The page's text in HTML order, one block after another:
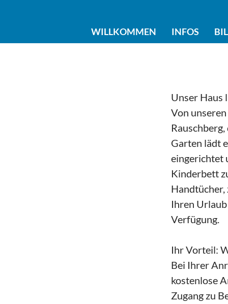
WILLKOMMEN INFOS
Unser Haus
Von
Garten lädt
eingerichtet
Kinderbett
Handtücher,
Ihren
Verfügung.
Ihr Vorteil:
Bei Ihrer
kostenlose
Zugang zu